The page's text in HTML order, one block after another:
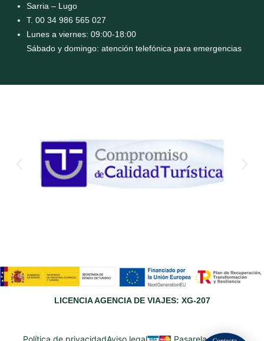
Sarria – Lugo
T. 00 34 986 565 027
Lunes a viernes: 09:00-18:00
Sábado y domingo: atención telefónica para emergencias
LICENCIA AGENCIA DE VIAJES: XG-207
Política de privacidadAviso legal Pasarela de pago